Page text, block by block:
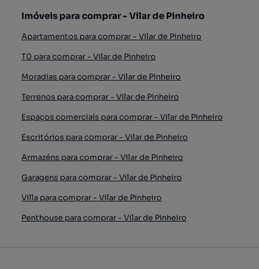
Imóveis para comprar - Vilar de Pinheiro
Apartamentos para comprar - Vilar de Pinheiro
T0 para comprar - Vilar de Pinheiro
Moradias para comprar - Vilar de Pinheiro
Terrenos para comprar - Vilar de Pinheiro
Espaços comerciais para comprar - Vilar de Pinheiro
Escritórios para comprar - Vilar de Pinheiro
Armazéns para comprar - Vilar de Pinheiro
Garagens para comprar - Vilar de Pinheiro
Villa para comprar - Vilar de Pinheiro
Penthouse para comprar - Vilar de Pinheiro